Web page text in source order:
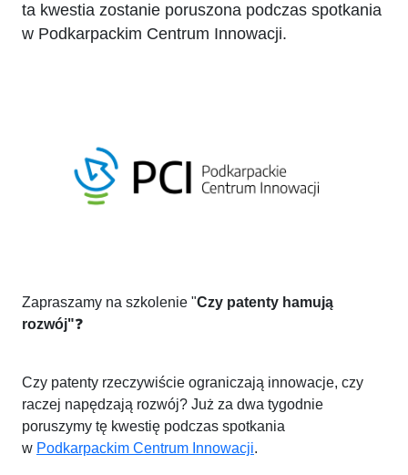
ta kwestia zostanie poruszona podczas spotkania
w Podkarpackim Centrum Innowacji.
Zapraszamy na szkolenie "Czy patenty hamują
rozwój"❓
Czy patenty rzeczywiście ograniczają innowacje, czy
raczej napędzają rozwój? Już za dwa tygodnie
poruszymy tę kwestię podczas spotkania
w Podkarpackim Centrum Innowacji.